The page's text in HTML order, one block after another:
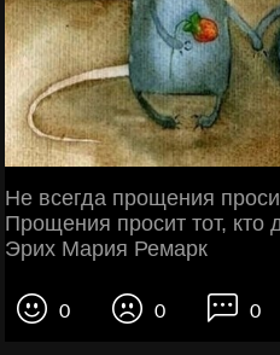
Не всегда прощения
Прощения просит тот, кто
Эрих Мария Ремарк
0 0 0